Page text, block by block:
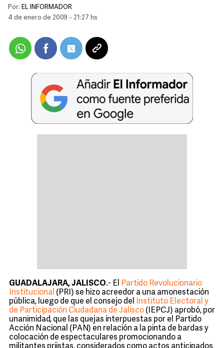
Por: EL INFORMADOR
4 de enero de 2009 - 21:27 hs
GUADALAJARA, JALISCO.- El
Partido Revolucionario
Institucional (PRI) se hizo acreedor a una amonestación
pública, luego de que el consejo del
Instituto Electoral y
de Participación Ciudadana de Jalisco (IEPCJ) aprobó, por
unanimidad, que las quejas interpuestas por el Partido
Acción Nacional (PAN) en relación a la pinta de bardas y
colocación de espectaculares promocionando a